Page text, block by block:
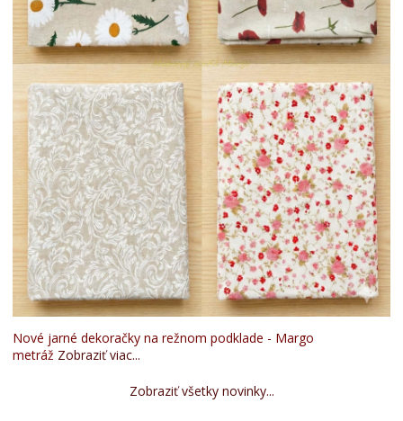
Nové jarné dekoračky na režnom podklade - Margo
metráž Zobraziť viac...
Zobraziť všetky novinky...